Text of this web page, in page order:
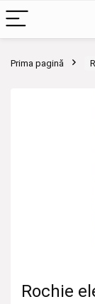
Prima pagină
Rochie